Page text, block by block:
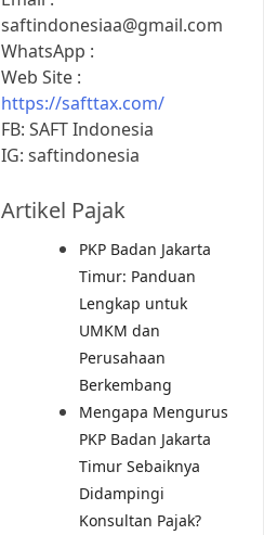
saftindonesiaa@gmail.com
WhatsApp :
Web Site :
https://safttax.com/
FB: SAFT Indonesia
IG: saftindonesia
Artikel Pajak
PKP Badan Jakarta
Timur: Panduan
Lengkap untuk
UMKM dan
Perusahaan
Berkembang
Mengapa Mengurus
PKP Badan Jakarta
Timur Sebaiknya
Didampingi
Konsultan Pajak?